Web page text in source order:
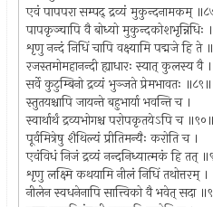
एवं पापपरा सम्पद् द्रव्यं मुकुन्दनामकम्
पापकृञ्चापि वै बोध्यो मुकुन्दकोशभृन्निधिः ।
शृणु नन्दं निधिं चापि वक्ष्यामि पद्मजे हि ते
रजस्तमोमहानन्दी ह्याधारः स्यात् कुलस्य वै ।
सर्वे कुटुम्बिनो द्रव्यं भुञ्जते प्रेमभावतः ॥८९॥
स्तुतयश्चापि जायन्ते बहुभार्या भवन्ति च ।
स्वार्थार्थं द्रव्यभोगश्च परोपकृतयेऽपि च ॥९०॥
पूर्वमित्रेषु शैथिल्यं प्रीतिमन्यैः करोति च ।
एवंविधं निजं द्रव्यं नन्दनिध्यात्मकं हि तत्
शृणु लक्ष्मि कथयामि नीलं निधिं तथोत्तरम् ।
नीलेन स्वधनेनापि सात्त्विको वै भवेत् सदा